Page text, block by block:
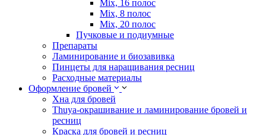
Mix, 16 полос
Mix, 8 полос
Mix, 20 полос
Пучковые и подиумные
Препараты
Ламинирование и биозавивка
Пинцеты для наращивания ресниц
Расходные материалы
Оформление бровей
Хна для бровей
Thuya-окрашивание и ламинирование бровей и
ресниц
Краска для бровей и ресниц